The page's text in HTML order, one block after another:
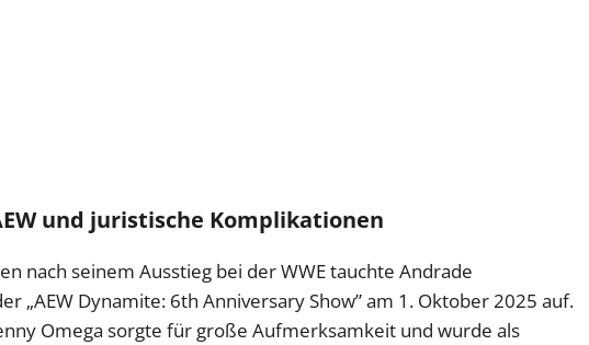
und juristische Komplikationen
nach seinem Ausstieg bei der WWE tauchte Andrade
„AEW Dynamite: 6th Anniversary Show” am 1. Oktober 2025 auf.
Omega sorgte für große Aufmerksamkeit und wurde als